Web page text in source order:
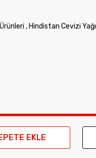
, Hindistan Cevizi Yağı
EKLE